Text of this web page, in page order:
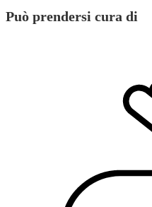
Può prendersi cura di